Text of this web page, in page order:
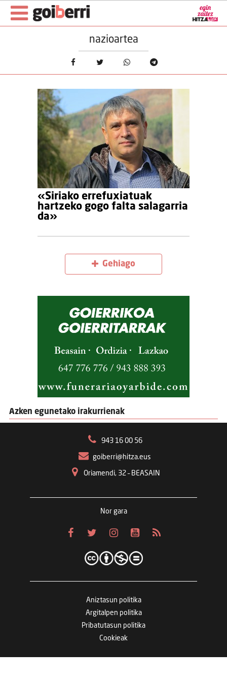
nazioartea
«Siriako errefuxiatuak
hartzeko gogo falta salagarria
da»
Gehiago
Azken egunetako irakurrienak
943 16 00 56
goiberri@hitza.eus
Oriamendi, 32 – BEASAIN
Nor gara
Aniztasun politika
Argitalpen politika
Pribatutasun politika
Cookieak